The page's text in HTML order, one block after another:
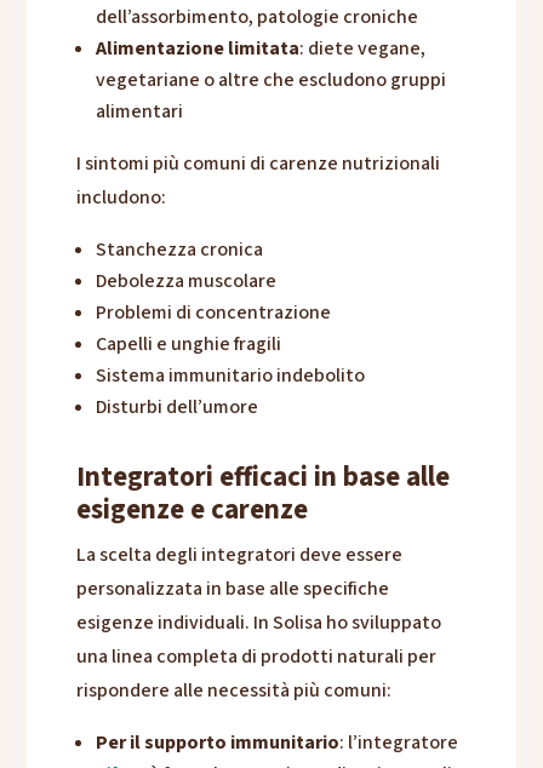
dell’assorbimento, patologie croniche
Alimentazione limitata: diete vegane,
vegetariane o altre che escludono gruppi
alimentari
I sintomi più comuni di carenze nutrizionali
includono:
Stanchezza cronica
Debolezza muscolare
Problemi di concentrazione
Capelli e unghie fragili
Sistema immunitario indebolito
Disturbi dell’umore
Integratori efficaci in base alle
esigenze e carenze
La scelta degli integratori deve essere
personalizzata in base alle specifiche
esigenze individuali. In Solisa ho sviluppato
una linea completa di prodotti naturali per
rispondere alle necessità più comuni:
Per il supporto immunitario: l’integratore